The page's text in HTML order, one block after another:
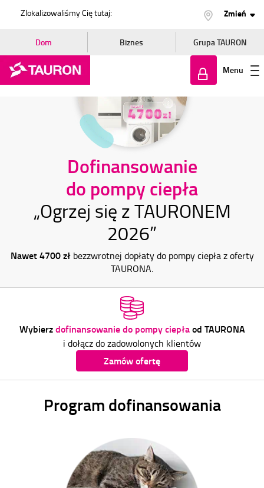
Zlokalizowaliśmy Cię tutaj: Zmień
Dom Biznes Grupa TAURON
Menu
Dofinansowanie
do pompy ciepła
„Ogrzej się z TAURONEM
2026”
Nawet 4700 złbezzwrotnej dopłaty do pompy ciepła z oferty
TAURONA.
Wybierzdofinansowanie do pompy ciepłaod TAURONA
i dołącz do zadowolonych klientów
Zamów ofertę
Program dofinansowania